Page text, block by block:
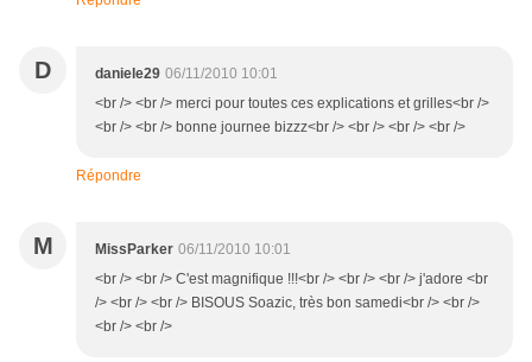
D daniele29 06/11/2010 10:01
<br /> <br /> merci pour toutes ces explications et grilles<br />
<br /> <br /> bonne journee bizzz<br /> <br /> <br /> <br />
Répondre
M MissParker 06/11/2010 10:01
<br /> <br /> C'est magnifique !!!<br /> <br /> <br /> j'adore <br
/> <br /> <br /> BISOUS Soazic, très bon samedi<br /> <br />
<br /> <br />